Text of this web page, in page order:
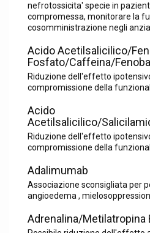
nefrotossicita' specie in
compromessa, monitorare la
cosomministrazione negli
Acido Acetilsalicilico/
Fosfato/Caffeina/
Riduzione dell'effetto
compromissione della
Acido
Acetilsalicilico/
Riduzione dell'effetto
compromissione della
Adalimumab
Associazione sconsigliata per
angioedema ,
Adrenalina/Metilatropina